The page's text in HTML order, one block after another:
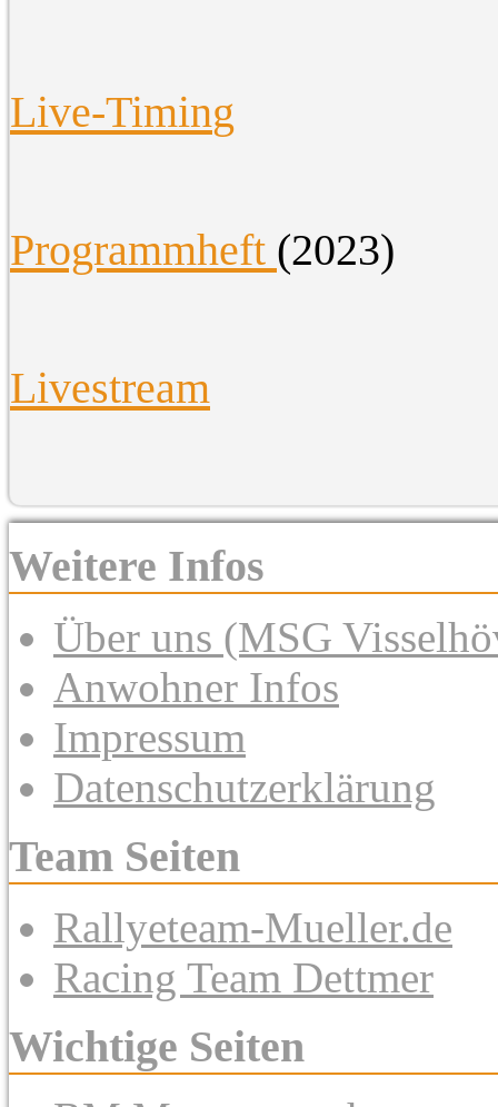
Live-Timing
Programmheft (2023)
Livestream
Weitere Infos
Über uns (MSG
Anwohner Infos
Impressum
Datenschutzerklärung
Team Seiten
Rallyeteam-Mueller.de
Racing Team Dettmer
Wichtige Seiten